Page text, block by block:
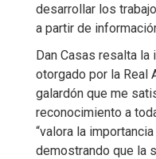
desarrollar los
a partir de
Dan Casas resalta
otorgado por la Real
galardón que me
reconocimiento a
“valora la
demostrando que la